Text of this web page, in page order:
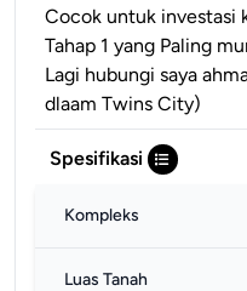
Cocok untuk investasi
Tahap 1 yang Paling
Lagi hubungi saya
dlaam Twins City)
Spesifikasi
Kompleks
Luas Tanah